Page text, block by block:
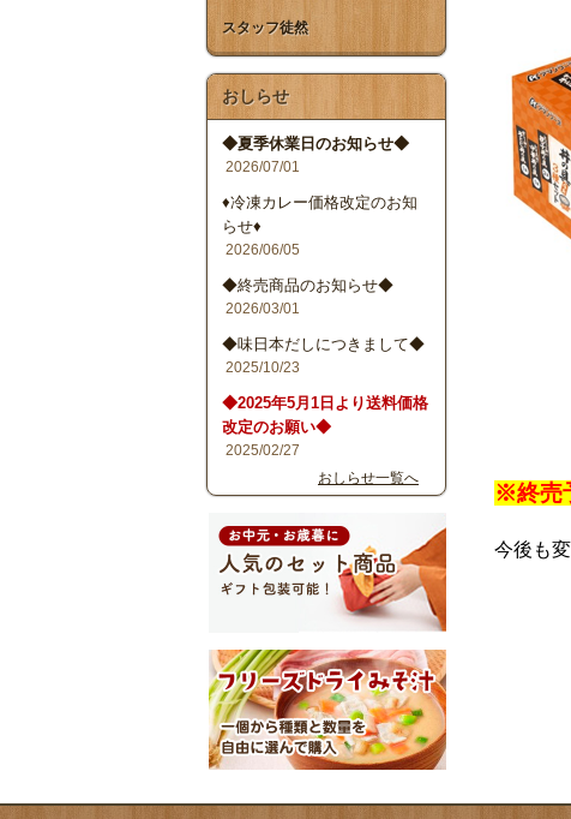
スタッフ徒然
おしらせ
◆夏季休業日のお知らせ◆
2026/07/01
♦冷凍カレー価格改定のお知
らせ♦
2026/06/05
◆終売商品のお知らせ◆
2026/03/01
◆味日本だしにつきまして◆
2025/10/23
◆2025年5月1日より送料価格
改定のお願い◆
2025/02/27
おしらせ一覧へ
※終売
今後も